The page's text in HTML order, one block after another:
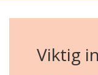
Viktig